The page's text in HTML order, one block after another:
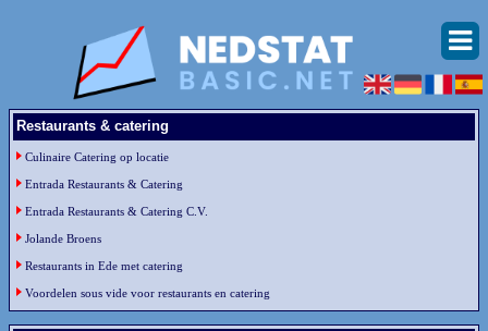
Restaurants & catering
Culinaire Catering op locatie
Entrada Restaurants & Catering
Entrada Restaurants & Catering C.V.
Jolande Broens
Restaurants in Ede met catering
Voordelen sous vide voor restaurants en catering